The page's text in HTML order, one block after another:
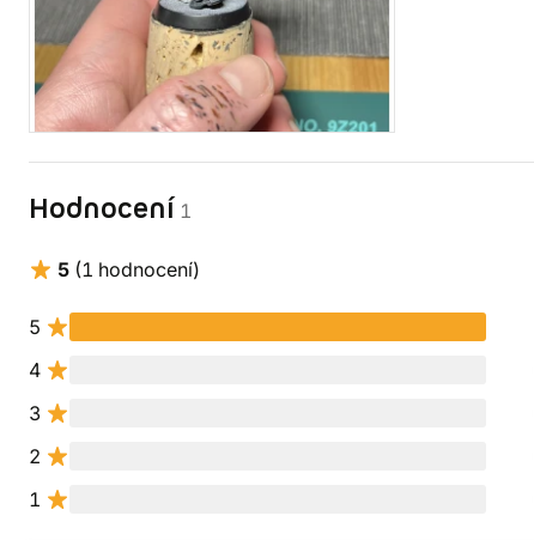
Hodnocení 1
5 (1 hodnocení)
5
4
3
2
1